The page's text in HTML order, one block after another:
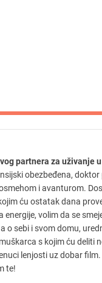
partnera za uživanje
obezbeđena,
i avanturom.
ću ostatak dana
energije, volim da se
o sebi i svom domu,
s kojim ću deliti
lenjosti uz dobar
te!